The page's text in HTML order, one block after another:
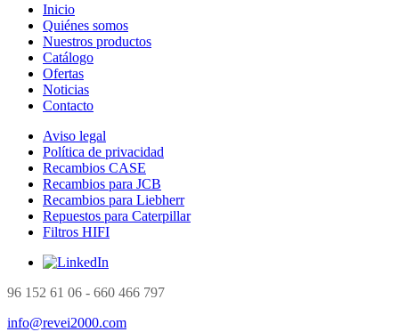
Inicio
Quiénes somos
Nuestros productos
Catálogo
Ofertas
Noticias
Contacto
Aviso legal
Política de privacidad
Recambios CASE
Recambios para JCB
Recambios para Liebherr
Repuestos para Caterpillar
Filtros HIFI
96 152 61 06 - 660 466 797
info@revei2000.com